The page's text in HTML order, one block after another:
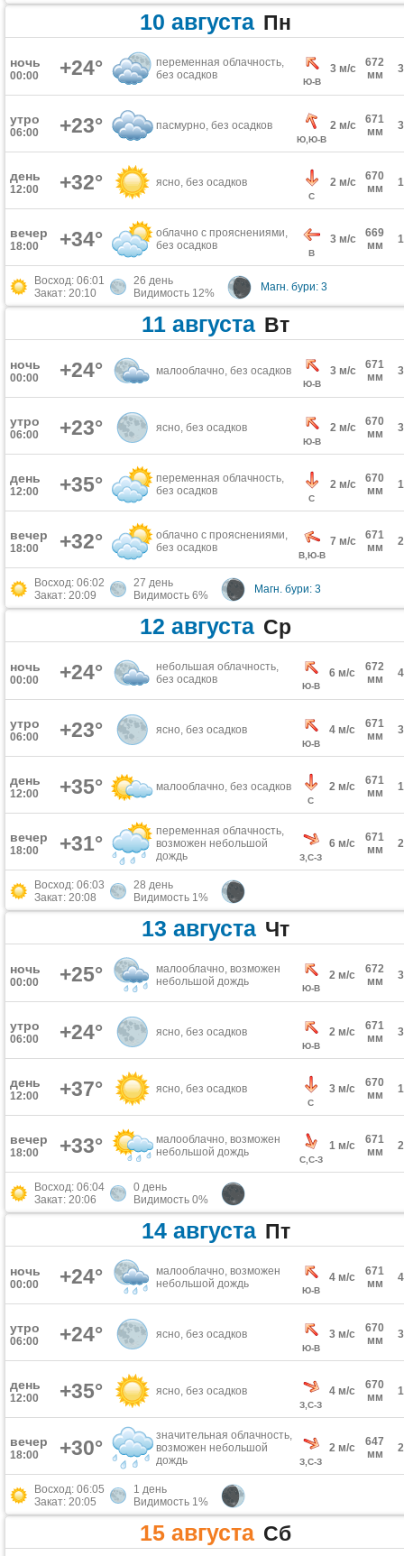
10 августа Пн
ночь
00:00 +24°
переменная облачность,
без осадков
Ю-В
3 м/с
672
мм
утро
06:00 +23° пасмурно, без осадков
Ю,Ю-В
2 м/с
671
мм
день
12:00 +32° ясно, без осадков
С
2 м/с
670
мм
вечер
18:00 +34°
облачно с прояснениями,
без осадков
В
3 м/с
669
мм
Восход: 06:01
Закат: 20:10
26 день
Видимость 12%
Магн. бури: 3
11 августа Вт
ночь
00:00 +24° малооблачно, без осадков
Ю-В
3 м/с
671
мм
утро
06:00 +23° ясно, без осадков
Ю-В
2 м/с
670
мм
день
12:00 +35°
переменная облачность,
без осадков
С
2 м/с
670
мм
вечер
18:00 +32°
облачно с прояснениями,
без осадков
В,Ю-В
7 м/с
671
мм
Восход: 06:02
Закат: 20:09
27 день
Видимость 6%
Магн. бури: 3
12 августа Ср
ночь
00:00 +24°
небольшая облачность,
без осадков
Ю-В
6 м/с
672
мм
утро
06:00 +23° ясно, без осадков
Ю-В
4 м/с
671
мм
день
12:00 +35° малооблачно, без осадков
С
2 м/с
671
мм
вечер
18:00 +31°
переменная облачность,
возможен небольшой
дождь
З,С-З
6 м/с
671
мм
Восход: 06:03
Закат: 20:08
28 день
Видимость 1%
13 августа Чт
ночь
00:00 +25°
малооблачно, возможен
небольшой дождь
Ю-В
2 м/с
672
мм
утро
06:00 +24° ясно, без осадков
Ю-В
2 м/с
671
мм
день
12:00 +37° ясно, без осадков
С
3 м/с
670
мм
вечер
18:00 +33°
малооблачно, возможен
небольшой дождь
С,С-З
1 м/с
671
мм
Восход: 06:04
Закат: 20:06
0 день
Видимость 0%
14 августа Пт
ночь
00:00 +24°
малооблачно, возможен
небольшой дождь
Ю-В
4 м/с
671
мм
утро
06:00 +24° ясно, без осадков
Ю-В
3 м/с
670
мм
день
12:00 +35° ясно, без осадков
З,С-З
4 м/с
670
мм
вечер
18:00 +30°
значительная облачность,
возможен небольшой
дождь
З,С-З
2 м/с
647
мм
Восход: 06:05
Закат: 20:05
1 день
Видимость 1%
15 августа Сб